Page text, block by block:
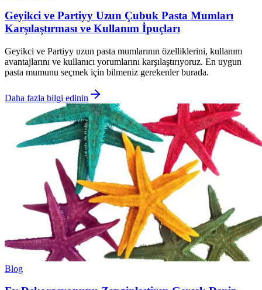
Geyikci ve Partiyy Uzun Çubuk Pasta Mumları
Karşılaştırması ve Kullanım İpuçları
Geyikci ve Partiyy uzun pasta mumlarının özelliklerini, kullanım
avantajlarını ve kullanıcı yorumlarını karşılaştırıyoruz. En uygun
pasta mumunu seçmek için bilmeniz gerekenler burada.
Daha fazla bilgi edinin
Blog